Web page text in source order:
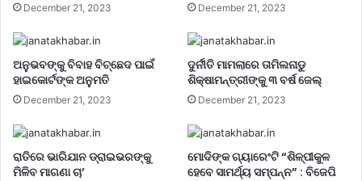
December 21, 2023 December 21, 2023
ଅନୁଭବଙ୍କୁ ବିବାହ ବିଚ୍ଛେଦ ପାଇଁ
ହାଇକୋର୍ଟଙ୍କ ଅନୁମତି
December 21, 2023
ଦୁର୍ନୀତି ମାମଲାରେ ତାମିଲନାଡୁ
ଶିକ୍ଷାମନ୍ତ୍ରୀଙ୍କୁ ୩ ବର୍ଷ ଜେଲ୍‌
December 21, 2023
ରାତିରେ ଭାରିଯାନ ଡ୍ରାଇଭରଙ୍କୁ
ମିଳିବ ମାଗଣା ଚା’
ମୋଦିଙ୍କ ଗ୍ୟାରେଂଟି “ଶିଳ୍ପୀକୁଳ
ହେବେ ସାମର୍ଥ୍ୟ ସମ୍ପନ୍ନ” : ବିଜେପି